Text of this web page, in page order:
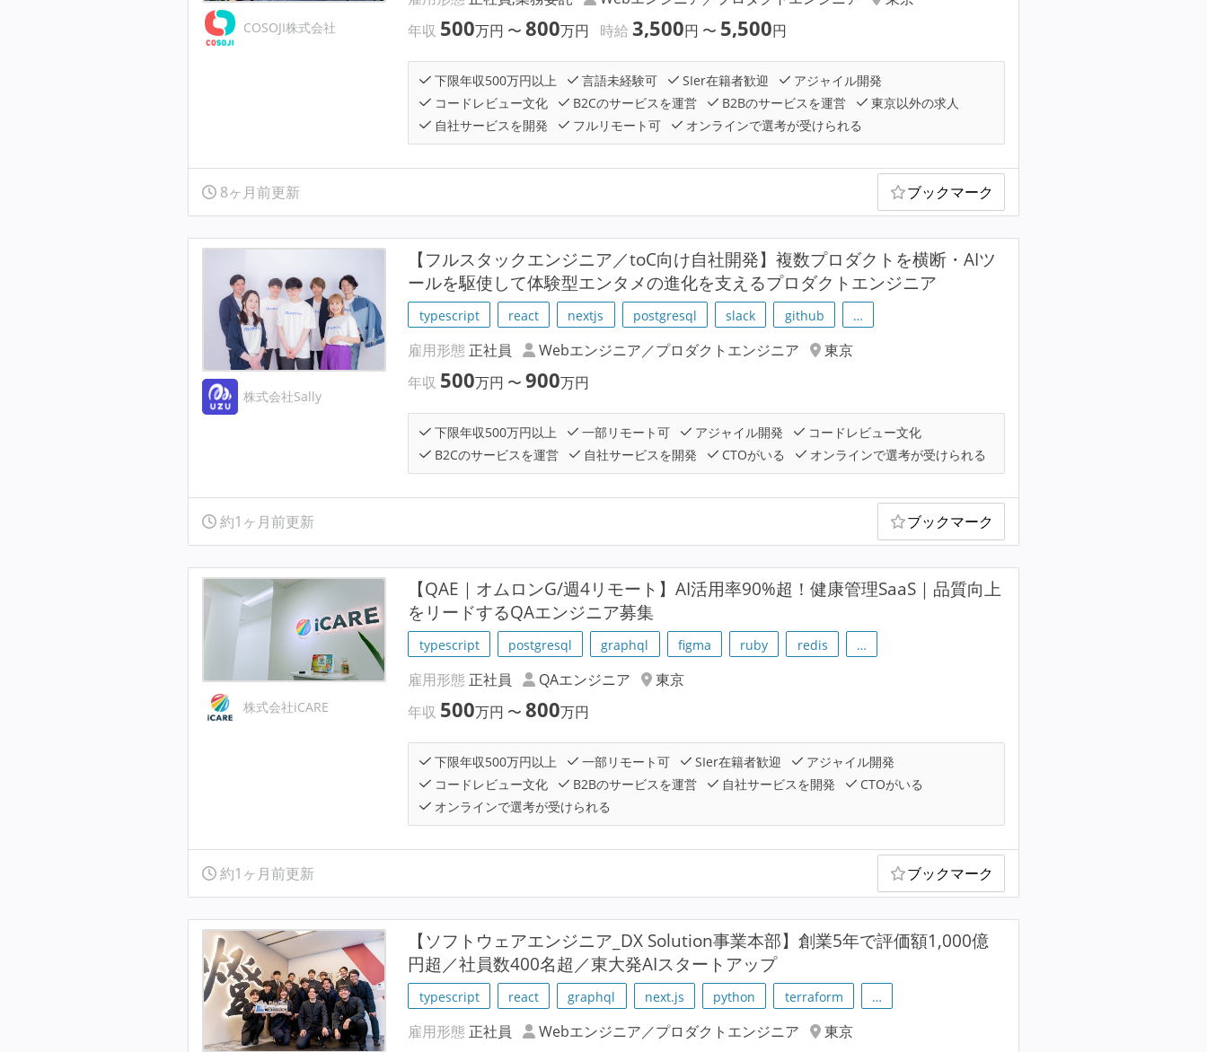
COSOJI株式会社
年収 500万円 〜800万円 時給3,500円 〜 5,500円
下限年収500万円以上 言語未経験可 SIer在籍者歓迎
アジャイル開発
コードレビュー文化
B2Cのサービスを運営 B2Bのサービスを運営
東京以外の求人
自社サービスを開発
フルリモート可 オンラインで選考が受けられる
8ヶ月前更新 ブックマーク
株式会社Sally
【フルスタックエンジニア／toC向け自社開発】複数プロダクトを横断・AIツ
ールを駆使して体験型エンタメの進化を支えるプロダクトエンジニア
typescript react nextjs postgresql slack github …
雇用形態 正社員 Webエンジニア／プロダクトエンジニア
東京
年収 500万円 〜900万円
下限年収500万円以上 一部リモート可 アジャイル開発
コードレビュー文化
B2Cのサービスを運営
自社サービスを開発 CTOがいる オンラインで選考が受けられる
約1ヶ月前更新 ブックマーク
株式会社iCARE
【QAE｜オムロンG/週4リモート】AI活用率90%超！健康管理SaaS｜品質向上
をリードするQAエンジニア募集
typescript postgresql graphql figma ruby redis …
雇用形態 正社員 QAエンジニア
東京
年収 500万円 〜800万円
下限年収500万円以上 一部リモート可 SIer在籍者歓迎
アジャイル開発
コードレビュー文化
B2Bのサービスを運営 自社サービスを開発
CTOがいる
オンラインで選考が受けられる
約1ヶ月前更新 ブックマーク
【ソフトウェアエンジニア_DX Solution事業本部】創業5年で評価額1,000億
円超／社員数400名超／東大発AIスタートアップ
typescript react graphql next.js python terraform …
雇用形態 正社員 Webエンジニア／プロダクトエンジニア 東京